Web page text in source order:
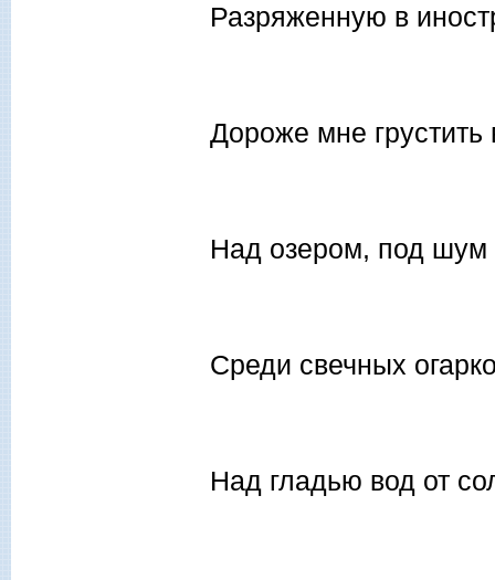
Разряженную в
Дороже мне грустить
Над озером, под шум
Среди свечных
Над гладью вод от